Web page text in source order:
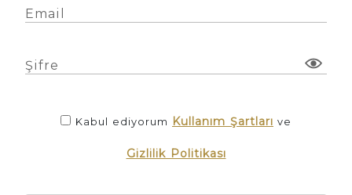
Email
Şifre
Kabul ediyorum Kullanım Şartları ve
Gizlilik Politikası